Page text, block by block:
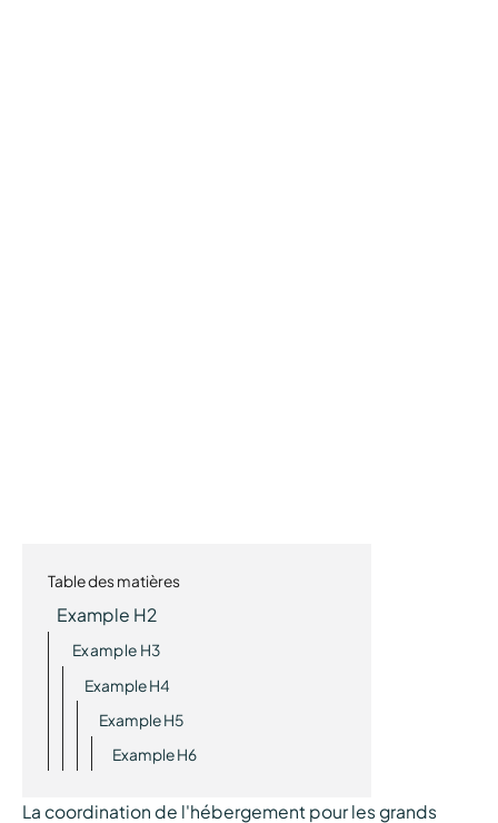
Table des matières
Example H2
Example H3
Example H4
Example H5
Example H6
La coordination de l'hébergement pour les grands